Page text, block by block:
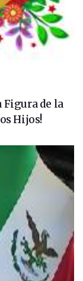
de la
Hijos!